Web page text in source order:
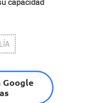
Google